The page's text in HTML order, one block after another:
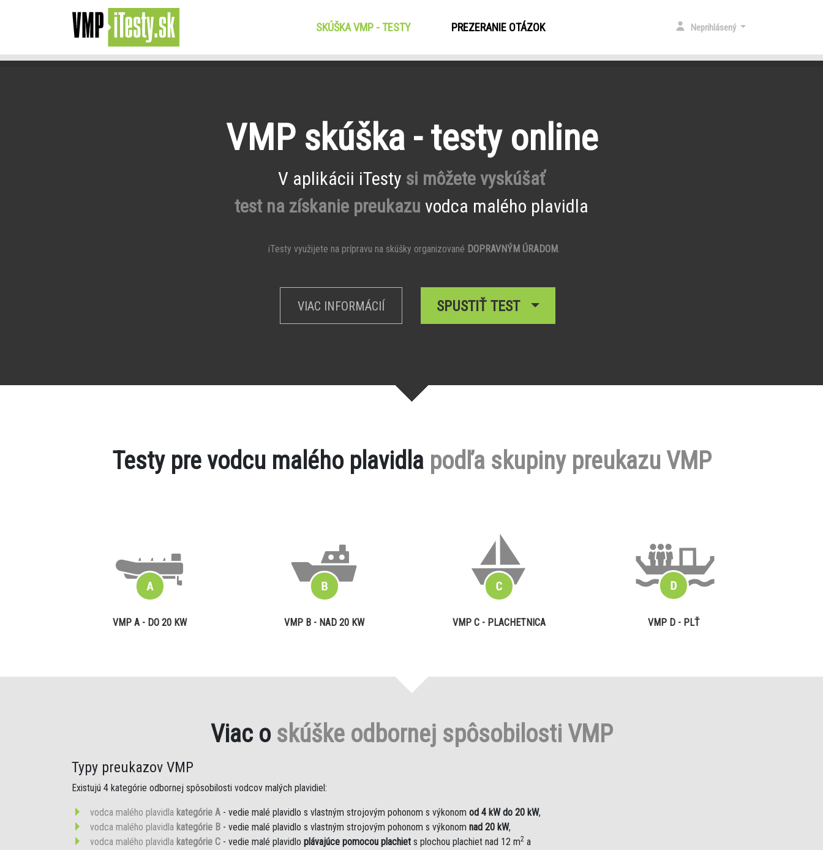
SKÚŠKA VMP - TESTY(CURRENT)PREZERANIE OTÁZOK Neprihlásený
VMP skúška - testy online
V aplikácii iTesty si môžete vyskúšať
test na získanie preukazu vodca malého plavidla
iTesty využijete na prípravu na skúšky organizované DOPRAVNÝM ÚRADOM.
VIAC INFORMÁCIÍ SPUSTIŤ TEST
Testy pre vodcu malého plavidla podľa skupiny preukazu VMP
VMP A - DO 20 KW VMP B - NAD 20 KW VMP C - PLACHETNICA VMP D - PLŤ
Viac o skúške odbornej spôsobilosti VMP
Typy preukazov VMP
Existujú 4 kategórie odbornej spôsobilosti vodcov malých plavidiel:
vodca malého plavidla kategórie A - vedie malé plavidlo s vlastným strojovým pohonom s výkonom od 4 kW do 20 kW,
vodca malého plavidla kategórie B - vedie malé plavidlo s vlastným strojovým pohonom s výkonom nad 20 kW,
vodca malého plavidla kategórie C - vedie malé plavidlo plávajúce pomocou plachiet s plochou plachiet nad 12 m2 a